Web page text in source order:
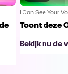
I Can See Your
Toont deze
Bekijk nu de